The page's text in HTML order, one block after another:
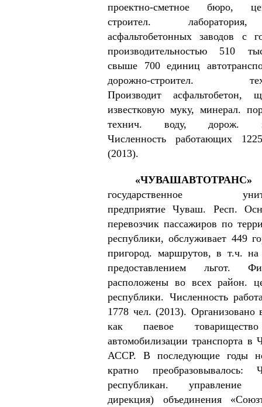
проектно-сметное бюро,
строител.
асфальтобетонных заводов с
производительностью 510
свыше 700 единиц
дорожно-строител.
Производит асфальтобетон,
известковую муку, минерал.
технич. воду, дорож.
Численность работающих
(2013).
«ЧУВАШАВТОТРАНС»
государственное
предприятие Чуваш. Респ.
перевозчик пассажиров по
республики, обслуживает 449
пригород. маршрутов, в т.ч.
предоставлением льгот.
расположены во всех район.
республики. Численность
1778 чел. (2013). Организовано
как паевое
автомобилизации транспорта в
АССР. В последующие годы
кратно преобразовывалось:
республикан. управление
дирекция) объединения